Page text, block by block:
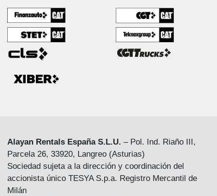
Alayan Rentals España S.L.U. – Pol. Ind. Riaño III,
Parcela 26, 33920, Langreo (Asturias)
Sociedad sujeta a la dirección y coordinación del
accionista único TESYA S.p.a. Registro Mercantil de
Milán